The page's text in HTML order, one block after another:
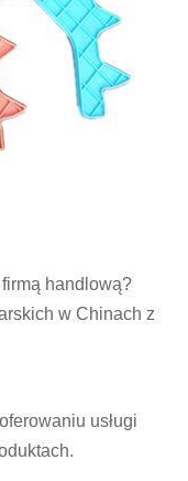
handlową?
w Chinach z
usługi